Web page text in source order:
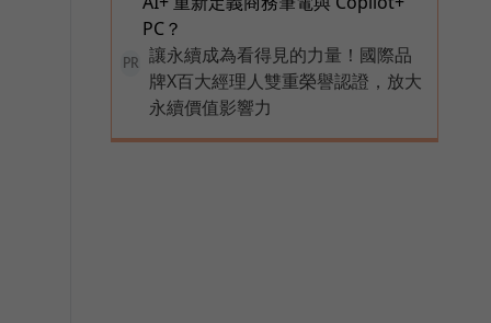
PC？
PR
讓永續成為看得見的力量！國際品
牌X百大經理人雙重榮譽認證，放大
永續價值影響力